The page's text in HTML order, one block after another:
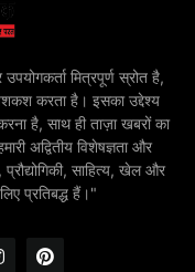
मित्रपूर्ण स्रोत है,
करता है। इसका उद्देश्य
है, साथ ही ताज़ा खबरों का
अद्वितीय विशेषज्ञता और
साहित्य, खेल और
प्रतिबद्ध हैं।"